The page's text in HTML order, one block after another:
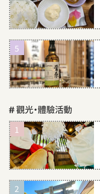
5
1
2